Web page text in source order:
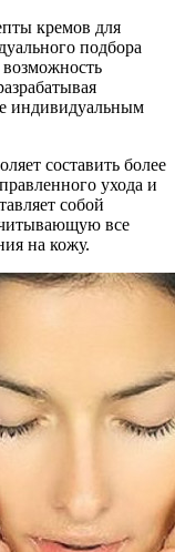
кремов для
подбора
индивидуальным
составить более
ухода и
собой
все
на кожу.